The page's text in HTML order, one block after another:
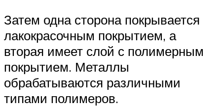
Затем одна сторона покрывается
лакокрасочным покрытием, а
вторая имеет слой с полимерным
покрытием. Металлы
обрабатываются различными
типами полимеров.